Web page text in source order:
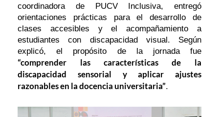
coordinadora de PUCV Inclusiva, entregó
orientaciones prácticas para el desarrollo de
clases accesibles y el acompañamiento a
estudiantes con discapacidad visual. Según
explicó, el propósito de la jornada fue
“comprender las características de la
discapacidad sensorial y aplicar ajustes
razonables en la docencia universitaria”.